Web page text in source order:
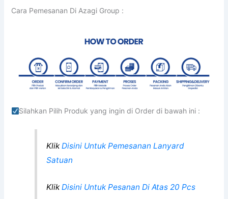
Cara Pemesanan Di Azagi Group :
Silahkan Pilih Produk yang ingin di Order di bawah ini :
KlikDisini Untuk Pemesanan Lanyard
Satuan
KlikDisini Untuk Pesanan Di Atas 20 Pcs